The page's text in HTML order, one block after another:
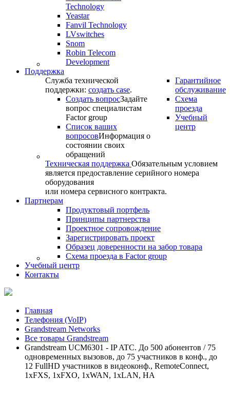
Technology
Yeastar
Fanvil Technology
LVswitches
Snom
Robin Telecom
Development
Поддержка
Служба технической
поддержки: создать case.
Создать вопросЗадайте
вопрос специалистам
Factor group
Список ваших
вопросовИнформация о
состоянии своих
обращений
Гарантийное
обслуживание
Схема
проезда
Учебный
центр
Техническая поддержка Обязательным условием
является предоставление серийного номера
оборудования
или номера сервисного контракта.
Партнерам
Продуктовый портфель
Принципы партнерства
Проектное сопровождение
Зарегистрировать проект
Образец доверенности на забор товара
Схема проезда в Factor group
Учебный центр
Контакты
Главная
Телефония (VoIP)
Grandstream Networks
Все товары Grandstream
Grandstream UCM6301 - IP ATC. До 500 абонентов / 75
одновременных вызовов, до 75 участников в конф., до
12 FullHD участников в видеоконф., RemoteConnect,
1хFXS, 1xFXO, 1xWAN, 1xLAN, HA